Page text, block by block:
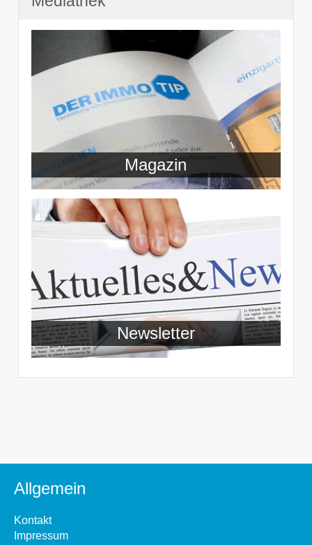
Magazin
Newsletter
Allgemein
Kontakt
Impressum